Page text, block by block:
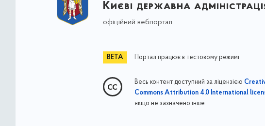
Києві державна
офіційний вебпортал
Портал працює в тестовому режимі
Весь контент доступний за ліцензією
Commons Attribution 4.0 International
якщо не зазначено інше